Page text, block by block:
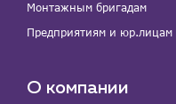
Монтажным бригадам
Предприятиям и юр.лицам
О компании